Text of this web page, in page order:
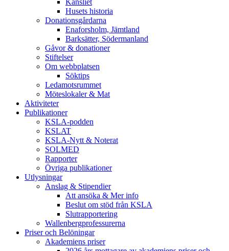
Kansliet
Husets historia
Donationsgårdarna
Enaforsholm, Jämtland
Barksätter, Södermanland
Gåvor & donationer
Stiftelser
Om webbplatsen
Söktips
Ledamotsrummet
Möteslokaler & Mat
Aktiviteter
Publikationer
KSLA-podden
KSLAT
KSLA-Nytt & Noterat
SOLMED
Rapporter
Övriga publikationer
Utlysningar
Anslag & Stipendier
Att ansöka & Mer info
Beslut om stöd från KSLA
Slutrapportering
Wallenbergprofessurerna
Priser och Belöningar
Akademiens priser